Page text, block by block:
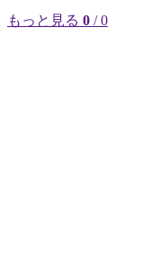
もっと見る 0 / 0